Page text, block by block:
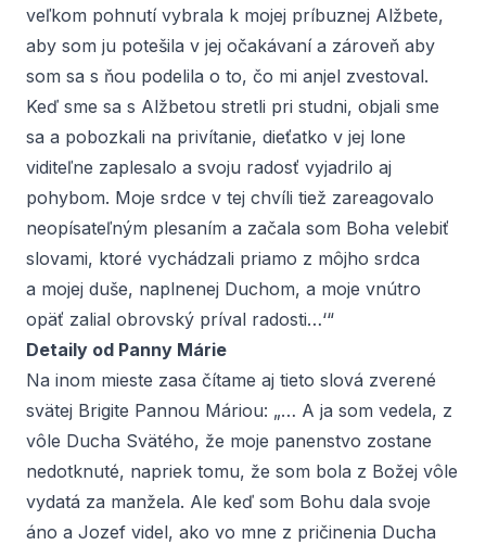
veľkom pohnutí vybrala k mojej príbuznej Alžbete,
aby som ju potešila v jej očakávaní a zároveň aby
som sa s ňou podelila o to, čo mi anjel zvestoval.
Keď sme sa s Alžbetou stretli pri studni, objali sme
sa a pobozkali na privítanie, dieťatko v jej lone
viditeľne zaplesalo a svoju radosť vyjadrilo aj
pohybom. Moje srdce v tej chvíli tiež zareagovalo
neopísateľným plesaním a začala som Boha velebiť
slovami, ktoré vychádzali priamo z môjho srdca
a mojej duše, naplnenej Duchom, a moje vnútro
opäť zalial obrovský príval radosti…‘“
Detaily od Panny Márie
Na inom mieste zasa čítame aj tieto slová zverené
svätej Brigite Pannou Máriou: „… A ja som vedela, z
vôle Ducha Svätého, že moje panenstvo zostane
nedotknuté, napriek tomu, že som bola z Božej vôle
vydatá za manžela. Ale keď som Bohu dala svoje
áno a Jozef videl, ako vo mne z pričinenia Ducha